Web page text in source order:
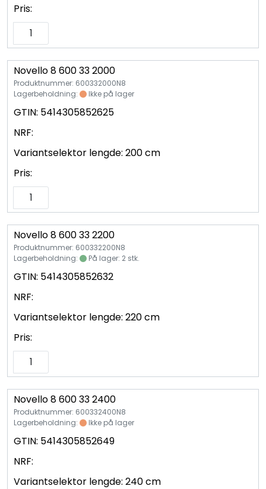
Pris:
Novello 8 600 33 2000
Produktnummer: 600332000N8
Lagerbeholdning:
Ikke på lager
GTIN: 5414305852625
NRF:
Variantselektor lengde: 200 cm
Pris:
Novello 8 600 33 2200
Produktnummer: 600332200N8
Lagerbeholdning:
På lager: 2 stk.
GTIN: 5414305852632
NRF:
Variantselektor lengde: 220 cm
Pris:
Novello 8 600 33 2400
Produktnummer: 600332400N8
Lagerbeholdning:
Ikke på lager
GTIN: 5414305852649
NRF:
Variantselektor lengde: 240 cm